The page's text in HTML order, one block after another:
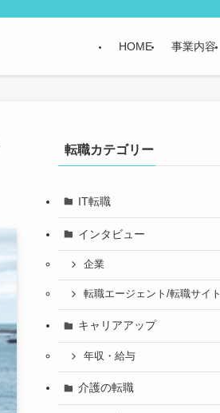
HOME 事業内容
転職カテゴリー
IT転職
インタビュー
企業
転職エージェント/転職サイト
キャリアアップ
年収・給与
介護の転職